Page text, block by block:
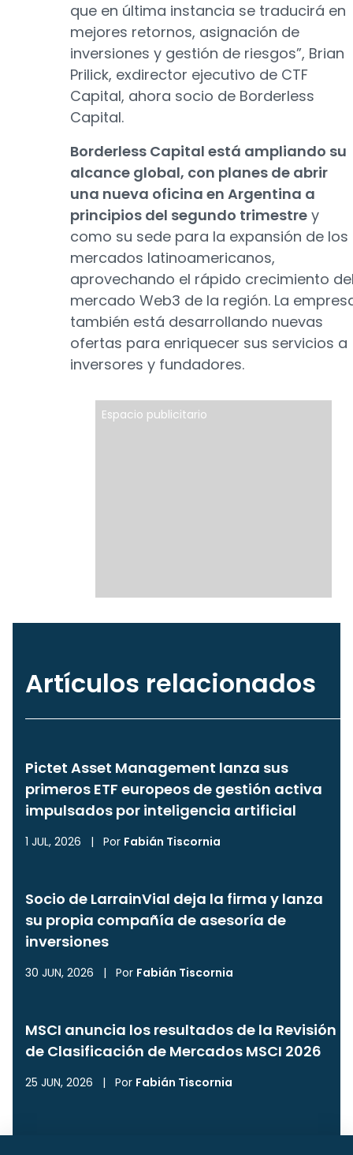
que en última instancia se traducirá en
mejores retornos, asignación de
inversiones y gestión de riesgos”, Brian
Prilick, exdirector ejecutivo de CTF
Capital, ahora socio de Borderless
Capital.
Borderless Capital está ampliando su
alcance global, con planes de abrir
una nueva oficina en Argentina a
principios del segundo trimestre y
como su sede para la expansión de los
mercados latinoamericanos,
aprovechando el rápido crecimiento
mercado Web3 de la región. La
también está desarrollando nuevas
ofertas para enriquecer sus servicios a
inversores y fundadores.
Espacio publicitario
Artículos relacionados
Pictet Asset Management lanza sus
primeros ETF europeos de gestión activa
impulsados por inteligencia artificial
1 JUL, 2026 | Por Fabián Tiscornia
Socio de LarrainVial deja la firma y lanza
su propia compañía de asesoría de
inversiones
30 JUN, 2026 | Por Fabián Tiscornia
MSCI anuncia los resultados de la Revisión
de Clasificación de Mercados MSCI 2026
25 JUN, 2026 | Por Fabián Tiscornia